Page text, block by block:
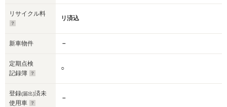
リサイクル料
リ済込
新車物件 －
定期点検
記録簿
○
登録(届出)済未
使用車
－